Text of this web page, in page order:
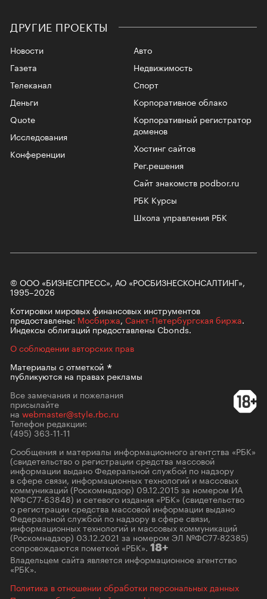
ДРУГИЕ ПРОЕКТЫ
Новости
Газета
Телеканал
Авто
Недвижимость
Спорт
Корпоративное облако
Корпоративный регистратор
доменов
Хостинг сайтов
Рег.решения
Сайт знакомств podbor.ru
РБК Курсы
Школа управления РБК
Деньги
Quote
Исследования
Конференции
© ООО «БИЗНЕСПРЕСС», АО «РОСБИЗНЕСКОНСАЛТИНГ»,
1995–2026
Котировки мировых финансовых инструментов
предоставлены: Мосбиржа, Санкт-Петербургская биржа.
Индексы облигаций предоставлены Cbonds.
О соблюдении авторских прав
Материалы сотметкой
публикуются на правах рекламы
Все замечания и пожелания
присылайте
на webmaster@style.rbc.ru
Телефон редакции:
(495) 363-11-11
Сообщения и материалы информационного агентства «РБК»
(свидетельство о регистрации средства массовой
информации выдано Федеральной службой по надзору
в сфере связи, информационных технологий и массовых
коммуникаций (Роскомнадзор) 09.12.2015 за номером ИА
№ФС77-63848) и сетевого издания «РБК» (свидетельство
о регистрации средства массовой информации выдано
Федеральной службой по надзору в сфере связи,
информационных технологий и массовых коммуникаций
(Роскомнадзор) 03.12.2021 за номером ЭЛ №ФС77-82385)
сопровождаются пометкой «РБК». 18+
Владельцем сайта является информационное агентство
«РБК».
Политика в отношении обработки персональных данных